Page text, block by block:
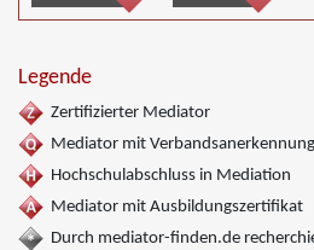
Gesellschafterkonflikten, Mediation im
Wirtschaftsmediation
Legende
Zertifizierter Mediator
Mediator mit Verbandsanerkennung
Hochschulabschluss in Mediation
Mediator mit Ausbildungszertifikat
Durch mediator-finden.de